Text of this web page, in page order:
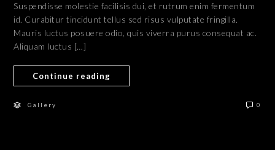
Suspendisse molestie facilisis dui, et rutrum enim fermentum
id. Curabitur tincidunt tellus sed risus vulputate fringilla.
Mauris luctus posuere odio, quis viverra purus consequat ac.
Aliquam luctus […]
Continue reading
Gallery 0